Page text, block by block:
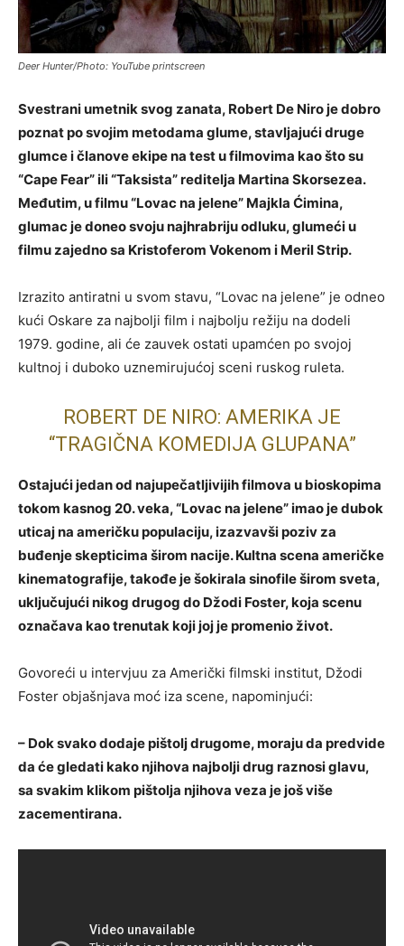
Deer Hunter/Photo: YouTube printscreen
Svestrani umetnik svog zanata, Robert De Niro je dobro
poznat po svojim metodama glume, stavljajući druge
glumce i članove ekipe na test u filmovima kao što su
“Cape Fear” ili “Taksista” reditelja Martina Skorsezea.
Međutim, u filmu “Lovac na jelene” Majkla Ćimina,
glumac je doneo svoju najhrabriju odluku, glumeći u
filmu zajedno sa Kristoferom Vokenom i Meril Strip.
Izrazito antiratni u svom stavu, “Lovac na jelene” je odneo
kući Oskare za najbolji film i najbolju režiju na dodeli
1979. godine, ali će zauvek ostati upamćen po svojoj
kultnoj i duboko uznemirujućoj sceni ruskog ruleta.
ROBERT DE NIRO: AMERIKA JE
“TRAGIČNA KOMEDIJA GLUPANA”
Ostajući jedan od najupečatljivijih filmova u bioskopima
tokom kasnog 20. veka, “Lovac na jelene” imao je dubok
uticaj na američku populaciju, izazvavši poziv za
buđenje skepticima širom nacije. Kultna scena američke
kinematografije, takođe je šokirala sinofile širom sveta,
uključujući nikog drugog do Džodi Foster, koja scenu
označava kao trenutak koji joj je promenio život.
Govoreći u intervjuu za Američki filmski institut, Džodi
Foster objašnjava moć iza scene, napominjući:
– Dok svako dodaje pištolj drugome, moraju da predvide
da će gledati kako njihova najbolji drug raznosi glavu,
sa svakim klikom pištolja njihova veza je još više
zacementirana.